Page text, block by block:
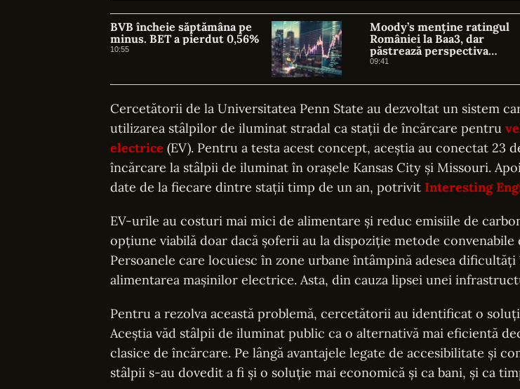
BVB încheie săptămâna pe
minus. BET a pierdut 0,56%
10:55
Moody’s menține ratingul
României la Baa3, dar
păstrează perspectiva
negativă. Negrescu: România
pierdere”
09:41
Cercetătorii de la Universitatea Penn State au dezvoltat un sistem
utilizarea stâlpilor de iluminat stradal ca stații de încărcare pentru
electrice (EV). Pentru a testa acest concept, aceștia au conectat 23
încărcare la stâlpii de iluminat în orașele Kansas City și Missouri.
date de la fiecare dintre stații timp de un an, potrivit Interesting
EV-urile au costuri mai mici de alimentare și reduc emisiile de
opțiune viabilă doar dacă șoferii au la dispoziție metode convenabile
Persoanele care locuiesc în zone urbane întâmpină adesea dificultăți
alimentarea mașinilor electrice. Asta, din cauza lipsei unei
Pentru a rezolva această problemă, cercetătorii au identificat o
Aceștia văd stâlpii de iluminat public ca o alternativă mai eficientă
clasice de încărcare. Pe lângă avantajele legate de accesibilitate și
stâlpii s-au dovedit a fi și o soluție mai economică și ca bani, și ca